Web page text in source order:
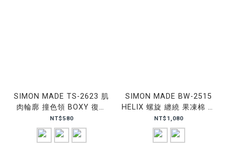
SIMON MADE TS-2623 肌
肉輪廓 撞色領 BOXY 復古
短T
NT$580
SIMON MADE BW-2515
HELIX 螺旋 纏繞 果凍棉 棉
褲
NT$1,080